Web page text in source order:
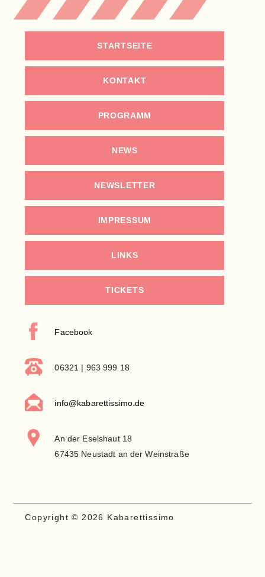
STARTSEITE
KONTAKT
PROGRAMM
NEWS
NEWSLETTER
IMPRESSUM
LINKS
TICKETS
Facebook
06321 | 963 999 18
info@kabarettissimo.de
An der Eselshaut 18
67435 Neustadt an der Weinstraße
Copyright © 2026 Kabarettissimo